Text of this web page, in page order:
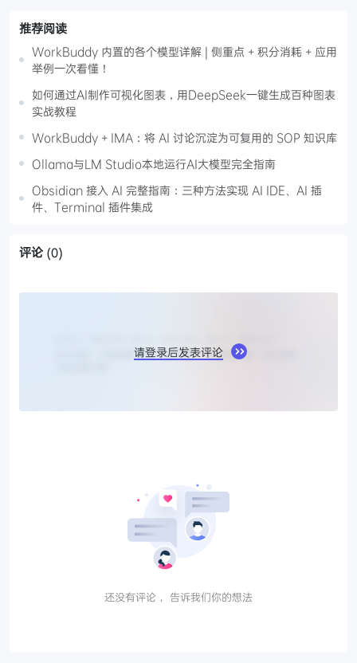
推荐阅读
WorkBuddy 内置的各个模型详解 | 侧重点 + 积分消耗 + 应用
举例一次看懂！
如何通过AI制作可视化图表，用DeepSeek一键生成百种图表
实战教程
WorkBuddy + IMA：将 AI 讨论沉淀为可复用的 SOP 知识库
Ollama与LM Studio本地运行AI大模型完全指南
Obsidian 接入 AI 完整指南：三种方法实现 AI IDE、AI 插
件、Terminal 插件集成
评论 (0)
请登录后发表评论
还没有评论， 告诉我们你的想法